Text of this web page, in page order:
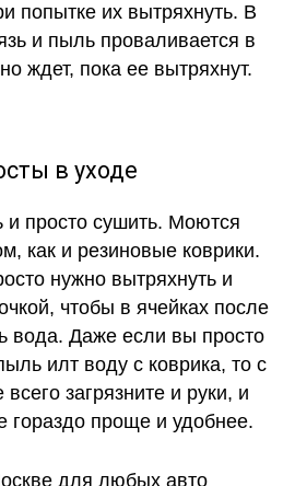
попытке их вытряхнуть. В
и пыль проваливается в
ждет, пока ее вытряхнут.
в уходе
и просто сушить. Моются
как и резиновые коврики.
нужно вытряхнуть и
чтобы в ячейках после
вода. Даже если вы просто
илт воду с коврика, то с
загрязните и руки, и
гораздо проще и удобнее.